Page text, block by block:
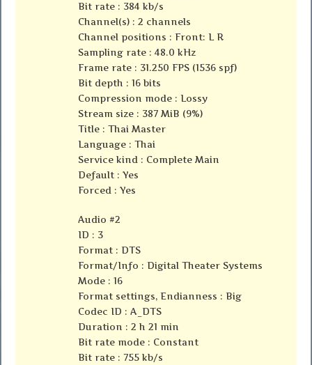
Bit rate : 384 kb/s
Channel(s) : 2 channels
Channel positions : Front: L R
Sampling rate : 48.0 kHz
Frame rate : 31.250 FPS (1536 spf)
Bit depth : 16 bits
Compression mode : Lossy
Stream size : 387 MiB (9%)
Title : Thai Master
Language : Thai
Service kind : Complete Main
Default : Yes
Forced : Yes
Audio #2
ID : 3
Format : DTS
Format/Info : Digital Theater Systems
Mode : 16
Format settings, Endianness : Big
Codec ID : A_DTS
Duration : 2 h 21 min
Bit rate mode : Constant
Bit rate : 755 kb/s